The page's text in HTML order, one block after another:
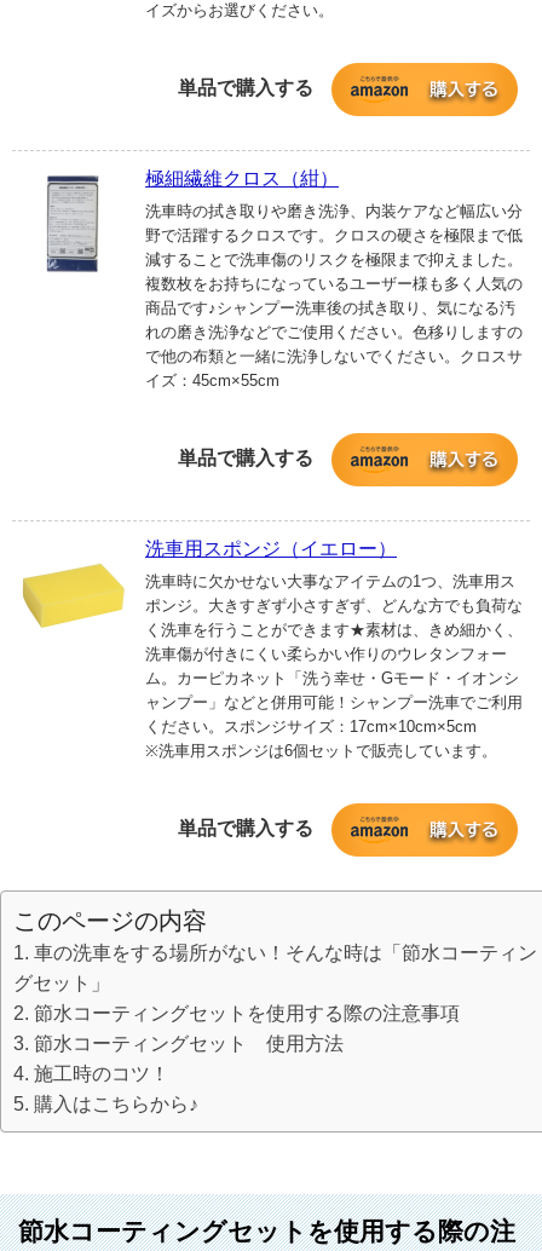
イズからお選びください。
単品で購入する
極細繊維クロス（紺）
洗車時の拭き取りや磨き洗浄、内装ケアなど幅広い分
野で活躍するクロスです。クロスの硬さを極限まで低
減することで洗車傷のリスクを極限まで抑えました。
複数枚をお持ちになっているユーザー様も多く人気の
商品です♪シャンプー洗車後の拭き取り、気になる汚
れの磨き洗浄などでご使用ください。色移りしますの
で他の布類と一緒に洗浄しないでください。クロスサ
イズ：45cm×55cm
単品で購入する
洗車用スポンジ（イエロー）
洗車時に欠かせない大事なアイテムの1つ、洗車用ス
ポンジ。大きすぎず小さすぎず、どんな方でも負荷な
く洗車を行うことができます★素材は、きめ細かく、
洗車傷が付きにくい柔らかい作りのウレタンフォー
ム。カーピカネット「洗う幸せ・Gモード・イオンシ
ャンプー」などと併用可能！シャンプー洗車でご利用
ください。スポンジサイズ：17cm×10cm×5cm
※洗車用スポンジは6個セットで販売しています。
単品で購入する
このページの内容
車の洗車をする場所がない！そんな時は「節水コーティン
グセット」
節水コーティングセットを使用する際の注意事項
節水コーティングセット 使用方法
施工時のコツ！
購入はこちらから♪
節水コーティングセットを使用する際の注